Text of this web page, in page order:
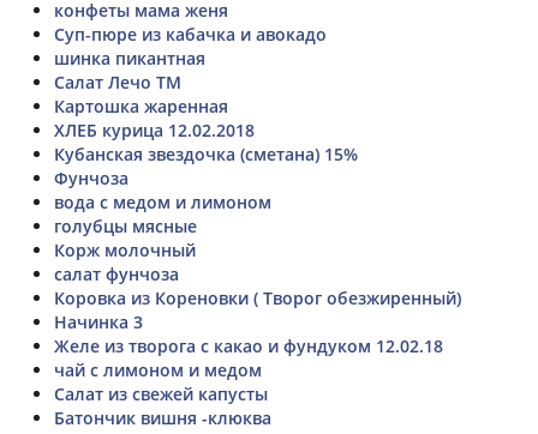
конфеты мама женя
Суп-пюре из кабачка и авокадо
шинка пикантная
Салат Лечо ТМ
Картошка жаренная
ХЛЕБ курица 12.02.2018
Кубанская звездочка (сметана) 15%
Фунчоза
вода с медом и лимоном
голубцы мясные
Корж молочный
салат фунчоза
Коровка из Кореновки ( Творог обезжиренный)
Начинка 3
Желе из творога с какао и фундуком 12.02.18
чай с лимоном и медом
Салат из свежей капусты
Батончик вишня -клюква